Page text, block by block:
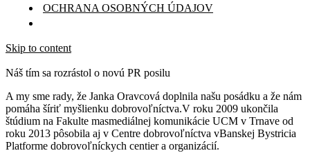
OCHRANA OSOBNÝCH ÚDAJOV
Skip to content
Náš tím sa rozrástol o novú PR posilu
A my sme rady, že Janka Oravcová doplnila našu posádku a že nám
pomáha šíriť myšlienku dobrovoľníctva.V roku 2009 ukončila
štúdium na Fakulte masmediálnej komunikácie UCM v Trnave od
roku 2013 pôsobila aj v Centre dobrovoľníctva vBanskej Bystricia
Platforme dobrovoľníckych centier a organizácií.